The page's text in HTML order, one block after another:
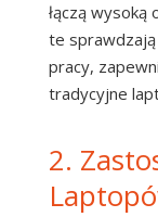
łączą wysoką
te sprawdzają
pracy,
tradycyjne
2.